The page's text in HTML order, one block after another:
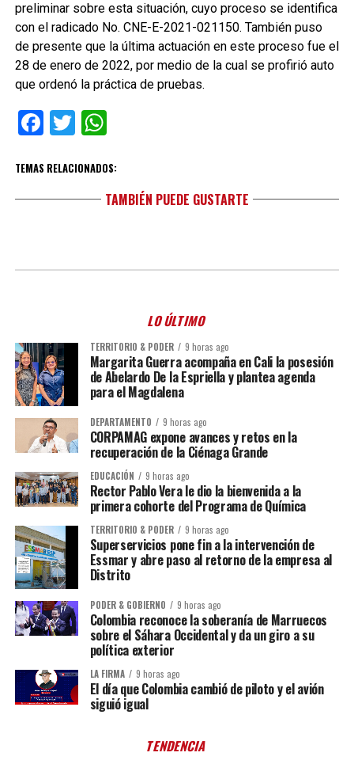
preliminar sobre esta situación, cuyo proceso se identifica
con el radicado No. CNE-E-2021-021150. También puso
de presente que la última actuación en este proceso fue el
28 de enero de 2022, por medio de la cual se profirió auto
que ordenó la práctica de pruebas.
Facebook
TwitterWhatsApp
TEMAS RELACIONADOS:
TAMBIÉN PUEDE GUSTARTE
LO ÚLTIMO
TERRITORIO & PODER 9 horas ago
Margarita Guerra acompaña en Cali la posesión
de Abelardo De la Espriella y plantea agenda
para el Magdalena
DEPARTAMENTO 9 horas ago
CORPAMAG expone avances y retos en la
recuperación de la Ciénaga Grande
EDUCACIÓN 9 horas ago
Rector Pablo Vera le dio la bienvenida a la
primera cohorte del Programa de Química
TERRITORIO & PODER 9 horas ago
Superservicios pone fin a la intervención de
Essmar y abre paso al retorno de la empresa al
Distrito
PODER & GOBIERNO 9 horas ago
Colombia reconoce la soberanía de Marruecos
sobre el Sáhara Occidental y da un giro a su
política exterior
LA FIRMA 9 horas ago
El día que Colombia cambió de piloto y el avión
siguió igual
TENDENCIA